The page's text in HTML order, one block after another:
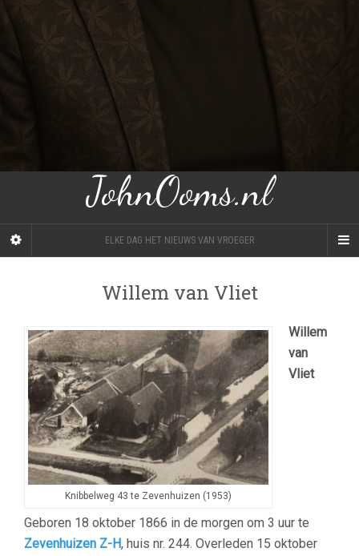
JohnOoms.nl
ELKE DAG HET NIEUWS VAN VROEGER
Willem van Vliet
Knibbelweg 43 te Zevenhuizen (1953)
Willem
van
Vliet
Geboren 18 oktober 1866 in de morgen om 3 uur te
Zevenhuizen Z-H, huis nr. 244. Overleden 15 oktober